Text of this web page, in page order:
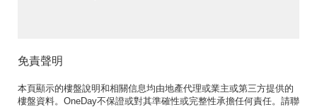
免責聲明
本頁顯示的樓盤說明和相關信息均由地產代理或業主或第三方提供的
樓盤資料。OneDay不保證或對其準確性或完整性承擔任何責任。請聯